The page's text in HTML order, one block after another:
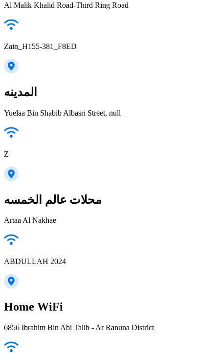
Al Malik Khalid Road-Third Ring Road
Zain_H155-381_F8ED
المدينه
Yuelaa Bin Shabib Albasri Street, null
Z
محلات عالم الخمسه
Artaa Al Nakhae
ABDULLAH 2024
Home WiFi
6856 Ibrahim Bin Abi Talib - Ar Ranuna District